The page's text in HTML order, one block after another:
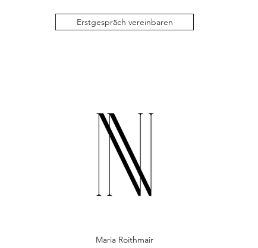
Erstgespräch vereinbaren
Maria Roithmair